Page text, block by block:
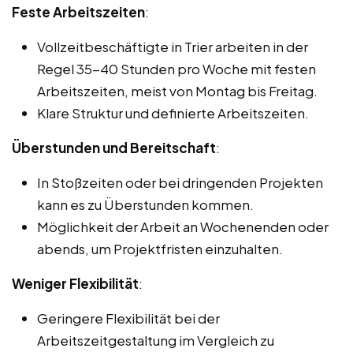
Feste Arbeitszeiten:
Vollzeitbeschäftigte in Trier arbeiten in der
Regel 35-40 Stunden pro Woche mit festen
Arbeitszeiten, meist von Montag bis Freitag.
Klare Struktur und definierte Arbeitszeiten.
Überstunden und Bereitschaft:
In Stoßzeiten oder bei dringenden Projekten
kann es zu Überstunden kommen.
Möglichkeit der Arbeit an Wochenenden oder
abends, um Projektfristen einzuhalten.
Weniger Flexibilität:
Geringere Flexibilität bei der
Arbeitszeitgestaltung im Vergleich zu